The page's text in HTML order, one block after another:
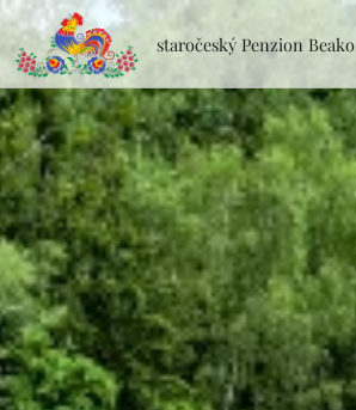
staročeský Penzion Beako